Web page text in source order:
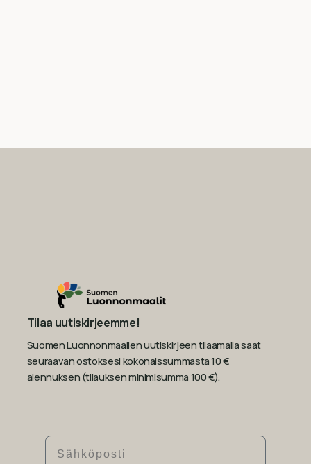
Tilaa uutiskirjeemme!
Suomen Luonnonmaalien uutiskirjeen tilaamalla saat
seuraavan ostoksesi kokonaissummasta 10 €
alennuksen (tilauksen minimisumma 100 €).
Sähköposti